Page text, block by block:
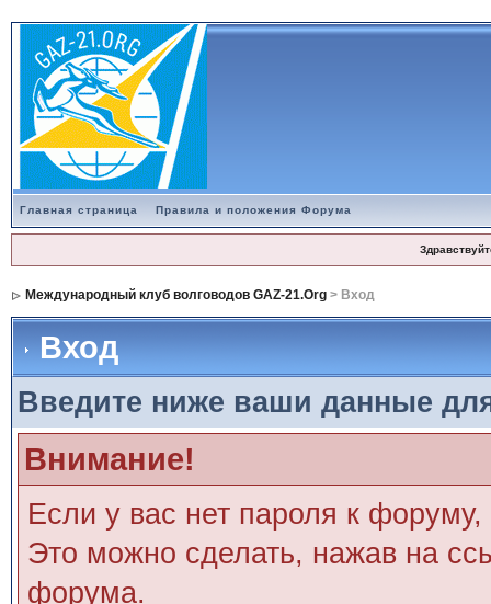
Главная страница Правила и положения Форума
Международный клуб волговодов GAZ-21.Org> Вход
Вход
Введите ниже ваши данные
Внимание!
Если у вас нет пароля к
Это можно сделать, нажав на
форума.